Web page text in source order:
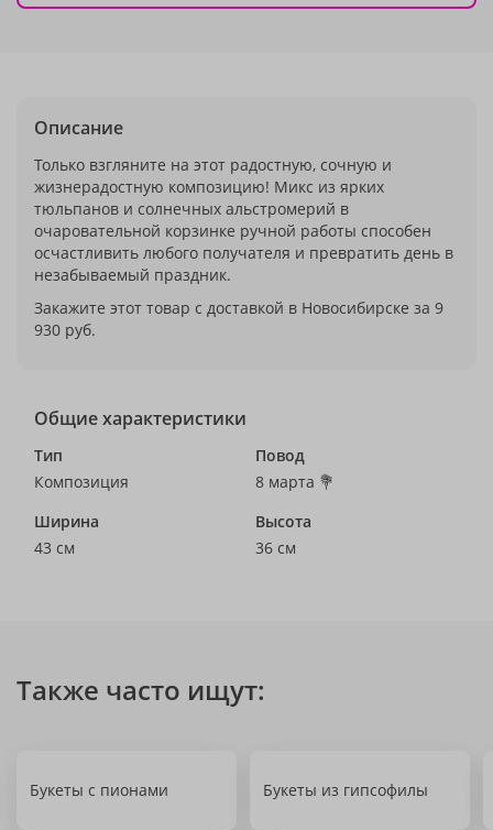
Описание
Только взгляните на этот радостную, сочную и
жизнерадостную композицию! Микс из ярких
тюльпанов и солнечных альстромерий в
очаровательной корзинке ручной работы способен
осчастливить любого получателя и превратить день в
незабываемый праздник.
Закажите этот товар с доставкой в Новосибирске за 9
930 руб.
Общие характеристики
Тип
Композиция
Повод
8 марта 💐
Ширина
43 см
Высота
36 см
Также часто ищут:
Букеты с пионами Букеты из гипсофилы